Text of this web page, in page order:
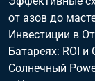
от азов до
Инвестиции в
Батареях: ROI
Солнечный